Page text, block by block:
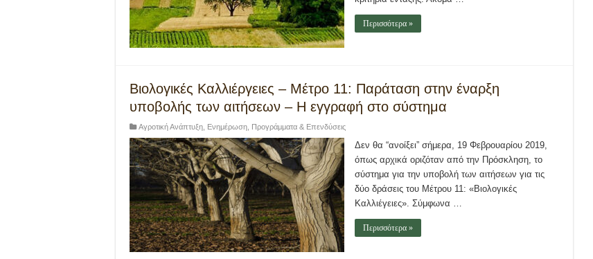
Περισσότερα »
Βιολογικές Καλλιέργειες – Μέτρο 11: Παράταση στην έναρξη
υποβολής των αιτήσεων – Η εγγραφή στο σύστημα
Αγροτική Ανάπτυξη Ενημέρωση Προγράμματα & Επενδύσεις
Δεν θα “ανοίξει” σήμερα, 19 Φεβρουαρίου 2019,
όπως αρχικά οριζόταν από την Πρόσκληση, το
σύστημα για την υποβολή των αιτήσεων για τις
δύο δράσεις του Μέτρου 11: «Βιολογικές
Καλλιέγειες». Σύμφωνα …
Περισσότερα »